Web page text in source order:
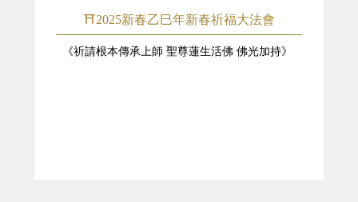
⛩️2025新春乙巳年新春祈福大法會
《祈請根本傳承上師 聖尊蓮生活佛 佛光加持》